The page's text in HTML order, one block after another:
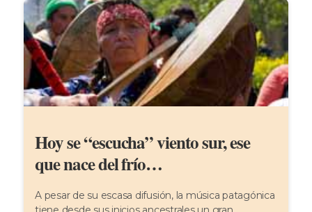
Hoy se “escucha” viento sur, ese
que nace del frío…
A pesar de su escasa difusión, la música patagónica